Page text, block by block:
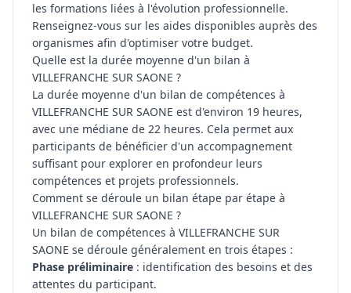
les formations liées à l'évolution professionnelle.
Renseignez-vous sur les aides disponibles auprès des
organismes afin d'optimiser votre budget.
Quelle est la durée moyenne d'un bilan à
VILLEFRANCHE SUR SAONE ?
La durée moyenne d'un bilan de compétences à
VILLEFRANCHE SUR SAONE est d'environ 19 heures,
avec une médiane de 22 heures. Cela permet aux
participants de bénéficier d'un accompagnement
suffisant pour explorer en profondeur leurs
compétences et projets professionnels.
Comment se déroule un bilan étape par étape à
VILLEFRANCHE SUR SAONE ?
Un bilan de compétences à VILLEFRANCHE SUR
SAONE se déroule généralement en trois étapes :
Phase préliminaire : identification des besoins et des
attentes du participant.